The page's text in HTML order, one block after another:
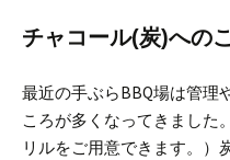
チャコール(炭)への
最近の手ぶらBBQ場は管理
ころが多くなってきました
リルをご用意できます。）